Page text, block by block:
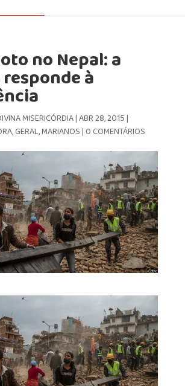
no Nepal: a
à
MISERICÓRDIA|ABR 28, 2015|
,GERAL,MARIANOS| 0 COMENTÁRIOS